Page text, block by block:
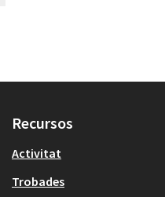
Recursos
Activitat
Trobades